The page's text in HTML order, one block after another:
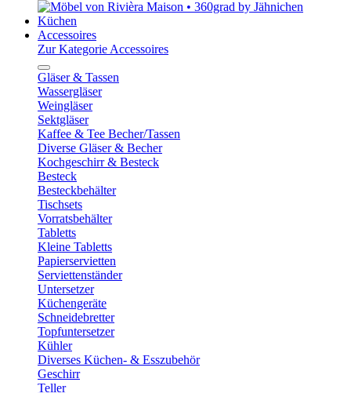
Küchen
Accessoires
Zur Kategorie Accessoires
Gläser & Tassen
Wassergläser
Weingläser
Sektgläser
Kaffee & Tee Becher/Tassen
Diverse Gläser & Becher
Kochgeschirr & Besteck
Besteck
Besteckbehälter
Tischsets
Vorratsbehälter
Tabletts
Kleine Tabletts
Papierservietten
Serviettenständer
Untersetzer
Küchengeräte
Schneidebretter
Topfuntersetzer
Kühler
Diverses Küchen- & Esszubehör
Geschirr
Teller